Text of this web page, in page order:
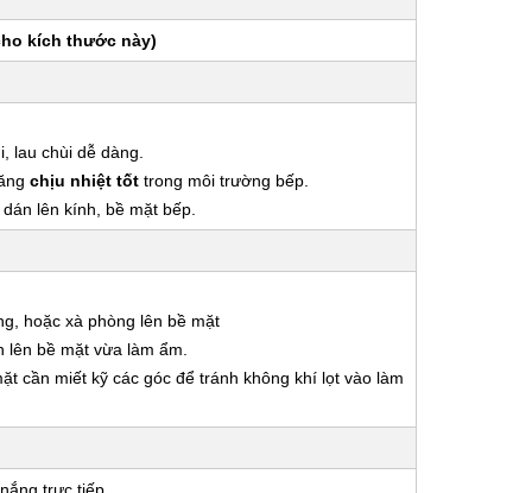
kích thước này)
lau chùi dễ dàng.
chịu nhiệt tốt trong môi trường bếp.
lên kính, bề mặt bếp.
hoặc xà phòng lên bề mặt
bề mặt vừa làm ẩm.
cần miết kỹ các góc để tránh không khí lọt vào làm
trực tiếp